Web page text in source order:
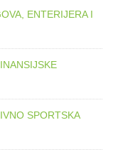
ENTERIJERA I
SPORTSKA